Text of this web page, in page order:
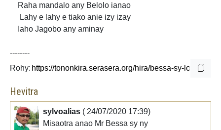
Raha mandalo any Belolo ianao
Lahy e lahy e tiako anie izy izay
Iaho Jagobo any aminay
--------
Rohy:
Hevitra
sylvoalias ( 24/07/2020 17:39)
Misaotra anao Mr Bessa sy ny